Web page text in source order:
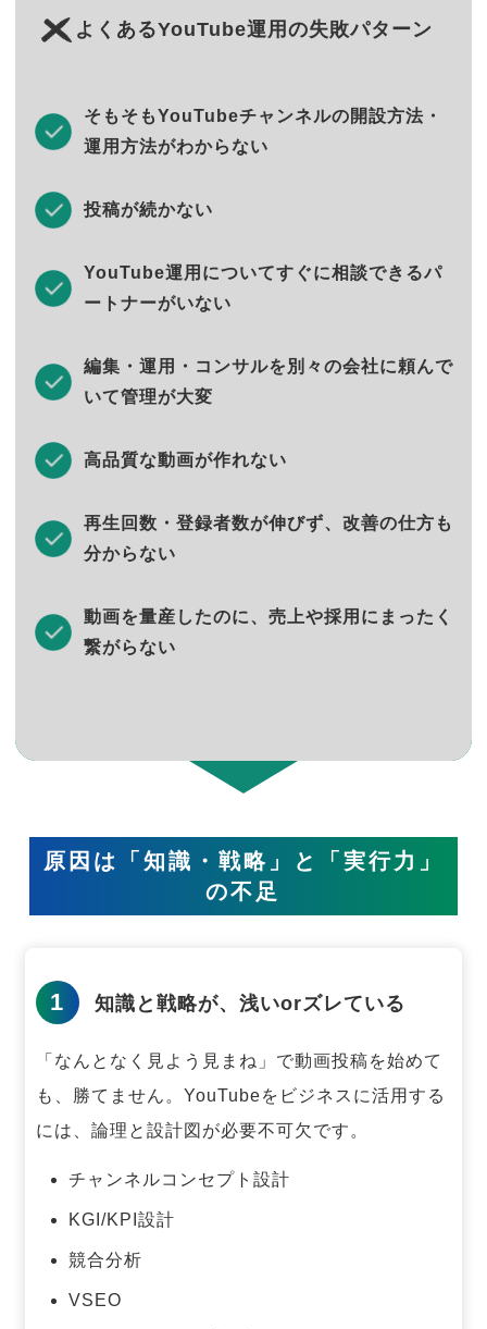
よくあるYouTube運用の失敗パターン
そもそもYouTubeチャンネルの開設方法・
運用方法がわからない
投稿が続かない
YouTube運用についてすぐに相談できるパ
ートナーがいない
編集・運用・コンサルを別々の会社に頼んで
いて管理が大変
高品質な動画が作れない
再生回数・登録者数が伸びず、改善の仕方も
分からない
動画を量産したのに、売上や採用にまったく
繋がらない
原因は「知識・戦略」と「実行力」
の不足
1 知識と戦略が、浅いorズレている
「なんとなく見よう見まね」で動画投稿を始めて
も、勝てません。 YouTubeをビジネスに活用する
には、論理と設計図が必要不可欠です。
チャンネルコンセプト設計
KGI/KPI設計
競合分析
VSEO